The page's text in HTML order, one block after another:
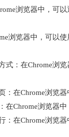
浏览器中，可
浏览器中，可以
式：在Chrome浏
：在Chrome浏览
在Chrome浏览器
：在Chrome浏览